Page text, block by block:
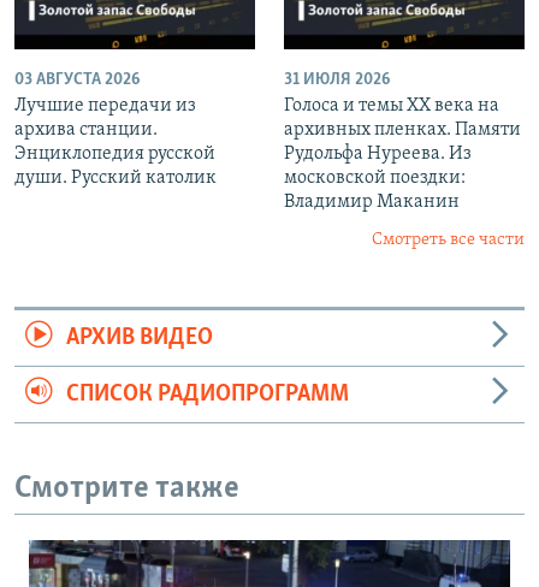
03 АВГУСТА 2026
Лучшие передачи из
архива станции.
Энциклопедия русской
души. Русский католик
31 ИЮЛЯ 2026
Голоса и темы XX века на
архивных пленках. Памяти
Рудольфа Нуреева. Из
московской поездки:
Владимир Маканин
Смотреть все части
АРХИВ ВИДЕО
СПИСОК РАДИОПРОГРАММ
Смотрите также